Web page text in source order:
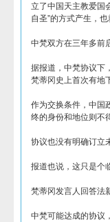
立了中国天主教爱国
自圣”的方式产生，
中梵双方在三年多前
据报道，中梵协议下
梵蒂冈史上首次有地
作为交换条件，中国
终的身份和地位则不
协议也没有明确订立
报道也说，这只是个
梵蒂冈发言人回答法
中梵可能达成的协议